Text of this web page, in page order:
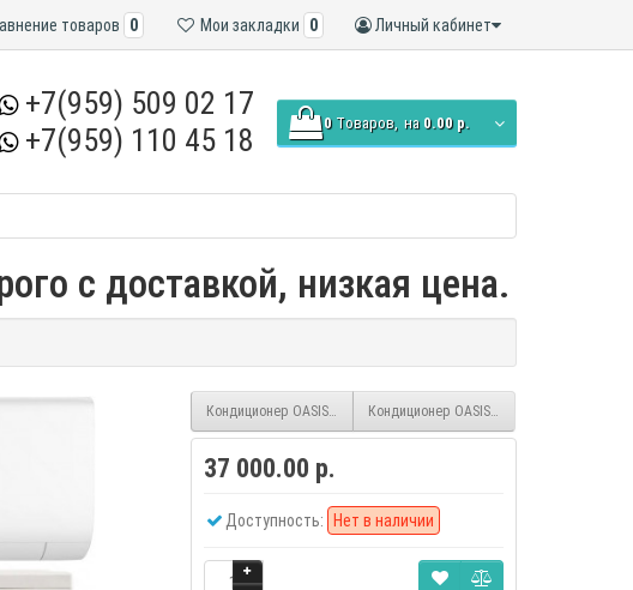
Личный кабинет
Мои закладки 0
товаров 0
+7(959) 509 02 17
+7(959) 110 45 18
0 Tоваров, на 0.00 р.
с доставкой, низкая цена.
Кондиционер OASIS Standart H-12 (On/Off)Кондиционер OASIS Standart H-24 (On/Off)
37 000.00 р.
Доступность: Нет в наличии